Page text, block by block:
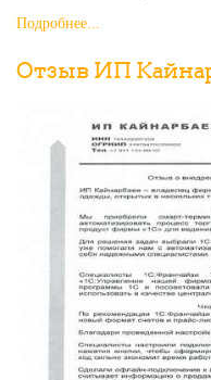
Подробнее...
Отзыв ИП